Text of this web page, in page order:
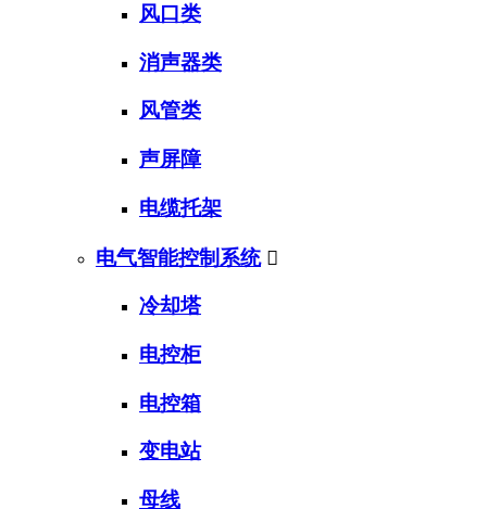
风口类
消声器类
风管类
声屏障
电缆托架
电气智能控制系统 
冷却塔
电控柜
电控箱
变电站
母线